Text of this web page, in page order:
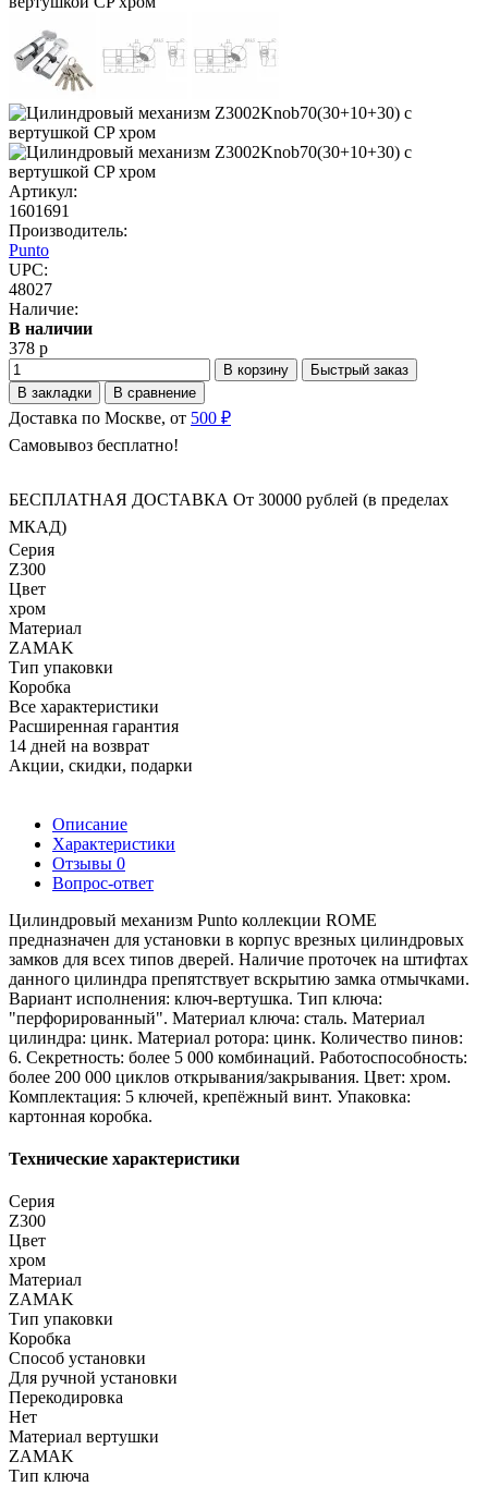
Артикул:
1601691
Производитель:
Punto
UPC:
48027
Наличие:
В наличии
378 р
В корзину
Быстрый заказ
В закладки
В сравнение
Доставка по Москве, от 500 ₽
Самовывоз бесплатно!
БЕСПЛАТНАЯ ДОСТАВКА От 30000 рублей (в пределах
МКАД)
Серия
Z300
Цвет
хром
Материал
ZAMAK
Тип упаковки
Коробка
Все характеристики
Расширенная гарантия
14 дней на возврат
Акции, скидки, подарки
Описание
Характеристики
Отзывы 0
Вопрос-ответ
Цилиндровый механизм Punto коллекции ROME
предназначен для установки в корпус врезных цилиндровых
замков для всех типов дверей. Наличие проточек на штифтах
данного цилиндра препятствует вскрытию замка отмычками.
Вариант исполнения: ключ-вертушка. Тип ключа:
"перфорированный". Материал ключа: сталь. Материал
цилиндра: цинк. Материал ротора: цинк. Количество пинов:
6. Секретность: более 5 000 комбинаций. Работоспособность:
более 200 000 циклов открывания/закрывания. Цвет: хром.
Комплектация: 5 ключей, крепёжный винт. Упаковка:
картонная коробка.
Технические характеристики
Серия
Z300
Цвет
хром
Материал
ZAMAK
Тип упаковки
Коробка
Способ установки
Для ручной установки
Перекодировка
Нет
Материал вертушки
ZAMAK
Тип ключа